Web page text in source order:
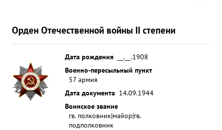
Орден Отечественной войны II степени
Дата рождения
__.__.1908
Военно-пересыльный пункт
57 армия
Дата документа 14.09.1944
Воинское звание
гв. полковник|майор|гв.
подполковник